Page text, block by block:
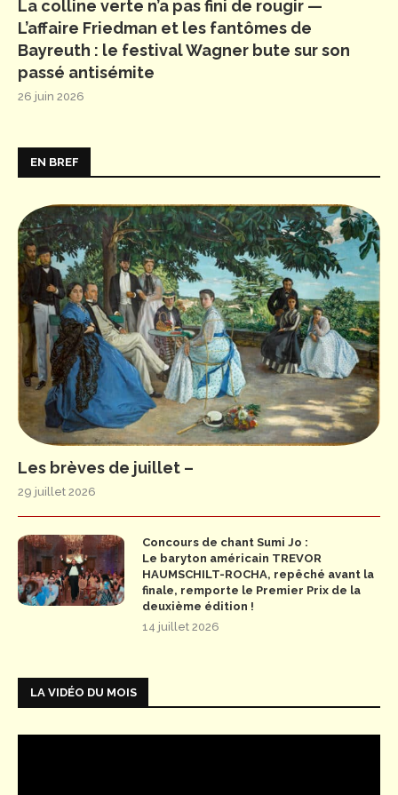
La colline verte n’a pas fini de rougir —
L’affaire Friedman et les fantômes de
Bayreuth : le festival Wagner bute sur son
passé antisémite
26 juin 2026
EN BREF
Les brèves de juillet –
29 juillet 2026
Concours de chant Sumi Jo :
Le baryton américain TREVOR
HAUMSCHILT-ROCHA, repêché avant la
finale, remporte le Premier Prix de la
deuxième édition !
14 juillet 2026
LA VIDÉO DU MOIS